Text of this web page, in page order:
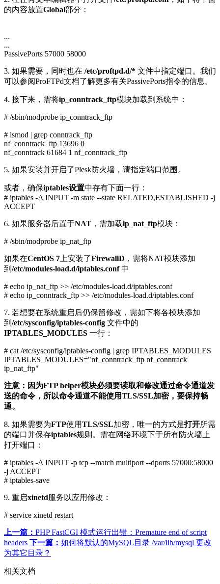
的内容放置Global部分：
...
...
PassivePorts 57000 58000
3. 如果需要，同时也在 /etc/proftpd.d/* 文件中指定端口。我们
可以参阅ProFTPd文档了解更多有关PassivePorts指令的信息。
4. 接下来，需将ip_conntrack_ftp模块加载到系统中：
# /sbin/modprobe ip_conntrack_ftp
# lsmod | grep conntrack_ftp
nf_conntrack_ftp 13696 0
nf_conntrack 61684 1 nf_conntrack_ftp
5. 如果安装并开启了Plesk防火墙，请指定端口范围。
或者，确保iptables设置中存有下面一行：
# iptables -A INPUT -m state --state RELATED,ESTABLISHED -j
ACCEPT
6. 如果服务器后置于NAT ，需加载ip_nat_ftp模块：
# /sbin/modprobe ip_nat_ftp
如果在CentOS 7 上安装了FirewallD ，需将NAT模块添加
到 /etc/modules-load.d/iptables.conf中
# echo ip_nat_ftp >> /etc/modules-load.d/iptables.conf
# echo ip_conntrack_ftp >> /etc/modules-load.d/iptables.conf
7. 若想要在系统重启后仍保留修改，需如下将各模块添加
到 /etc/sysconfig/iptables-config 文件中的
IPTABLES_MODULES 一行：
# cat /etc/sysconfig/iptables-config | grep IPTABLES_MODULES
IPTABLES_MODULES="nf_conntrack_ftp nf_conntrack
ip_nat_ftp"
注意：因为FTP helper模块必须要读取和修改通过命令通道发
送的命令，所以命令通道不能使用TLS/SSL加密，要保持畅
通。
8. 如果需要为FTP使用TLS/SSL加密，唯一的方式是打开所需
的端口并保存iptables规则。需在网络环境下于所有防火墙上
打开端口：
# iptables -A INPUT -p tcp --match multiport --dports 57000:58000
-j ACCEPT
# iptables-save
9. 重启xinetd服务以应用修改：
# service xinetd restart
上一篇： PHP FastCGI 模式运行出错：Premature end of script
headers 下一篇： 如何将默认的MySQL目录 /var/lib/mysql 更改
为其它目录？
相关文档